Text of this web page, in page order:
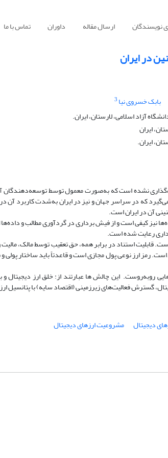
نویسندگان ارسال مقاله داوران تماس با ما
در ایران
بابک خسروی نیا 3
آزاد اسلامی، لارستان، ایران.
ایران
ایران.
نشده است که به‌صورت معمول توسط
که در سراسر جهان و نیز در ایران به‌شدت کاربرد
آن در ایران است.
نیز کیفی است و از فیش برداری در گردآوری مطالب و
رعایت شده است.
قابلیت استناد در برابر همه، حق تعقیب توسط مالک،
رمز ارز نوعی پول مجازی است و قاعدتاً باید ساختار پولی و
روبه‌روست. این چالش ها عبارتند از: خلق ارز دیجیتال
گسترش فعالیت‌های زیرزمینی (اقتصاد سایه) با پتانسیل
دیجیتال
مشروعیت ارزهای دیجیتال